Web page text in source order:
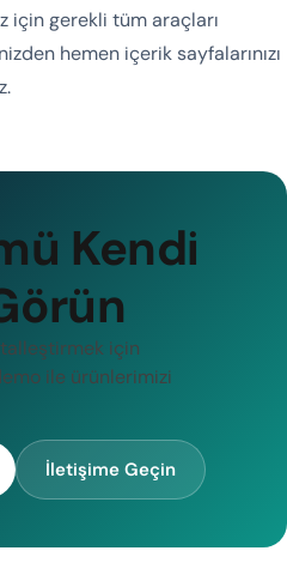
için gerekli tüm araçları
hemen içerik sayfalarınızı
Kendi
için
ile ürünlerimizi
İletişime Geçin